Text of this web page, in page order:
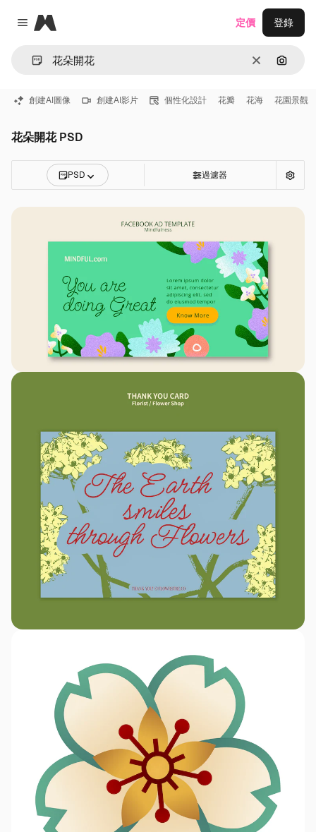
Close menu
Magnific
清除 通過圖
定價 登錄
創建AI圖像 創建AI影片 個性化設計 花瓣 花海 花園景觀
花朵開花 PSD
PSD 過濾器